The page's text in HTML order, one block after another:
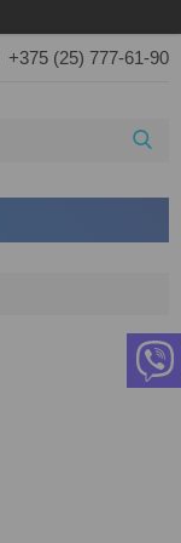
+375 (25) 777-61-90